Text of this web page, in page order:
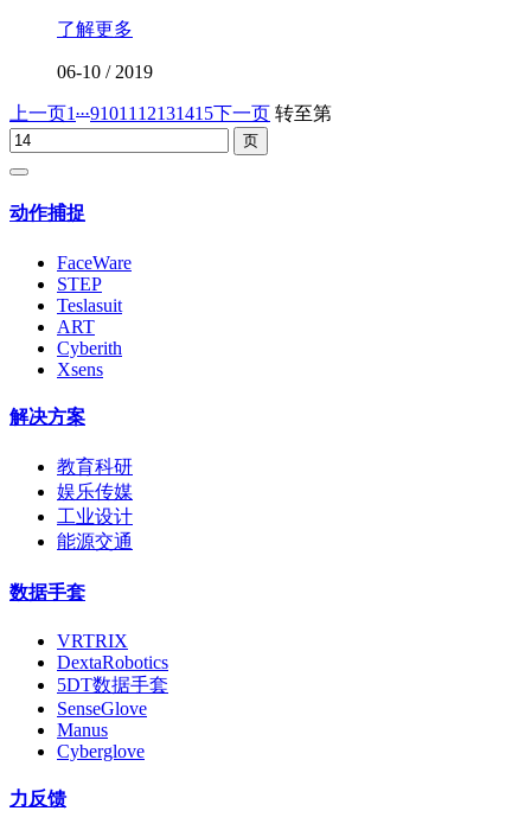
了解更多
06-10 / 2019
上一页1...91011 12131415下一页 转至第
动作捕捉
FaceWare
STEP
Teslasuit
ART
Cyberith
Xsens
解决方案
教育科研
娱乐传媒
工业设计
能源交通
数据手套
VRTRIX
DextaRobotics
5DT数据手套
SenseGlove
Manus
Cyberglove
力反馈